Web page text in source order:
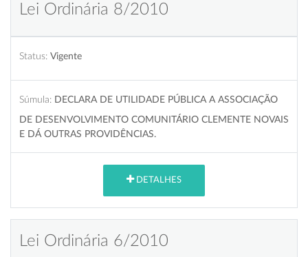
Lei Ordinária 8/2010
Status: Vigente
Súmula: DECLARA DE UTILIDADE PÚBLICA A ASSOCIAÇÃO
DE DESENVOLVIMENTO COMUNITÁRIO CLEMENTE NOVAIS
E DÁ OUTRAS PROVIDÊNCIAS.
DETALHES
Lei Ordinária 6/2010